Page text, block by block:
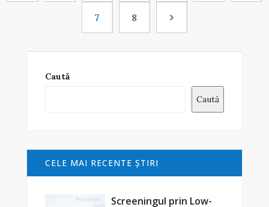
7 8
Caută
Caută
CELE MAI RECENTE ŞTIRI
Screeningul prin Low-